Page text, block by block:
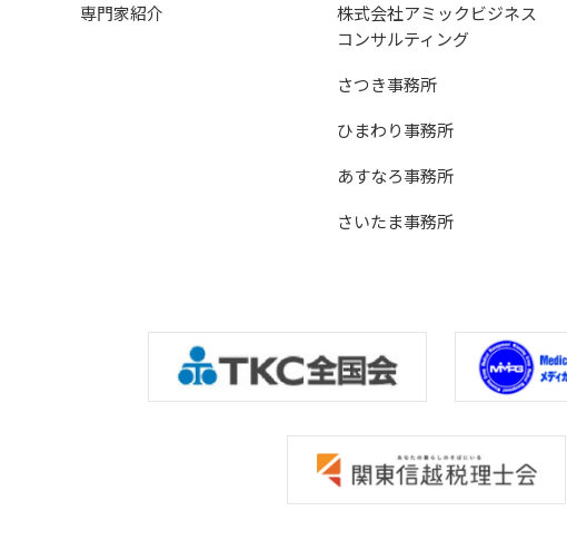
専門家紹介
株式会社アミックビジネス
コンサルティング
さつき事務所
ひまわり事務所
あすなろ事務所
さいたま事務所